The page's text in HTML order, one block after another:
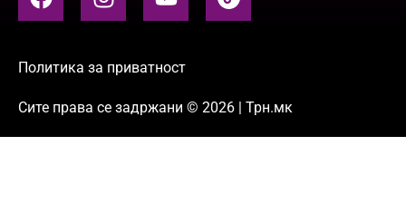
Политика за приватност
Сите права се задржани © 2026 | Трн.мк